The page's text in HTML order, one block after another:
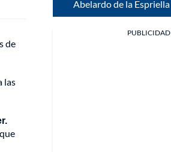
de
las
Abelardo de la Espriella
PUBLICIDAD